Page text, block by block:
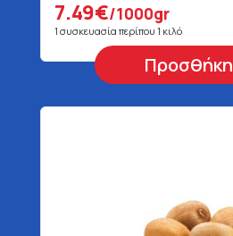
7.49€/1000gr
1 συσκευασία περίπου 1 κιλό
Προσθήκη